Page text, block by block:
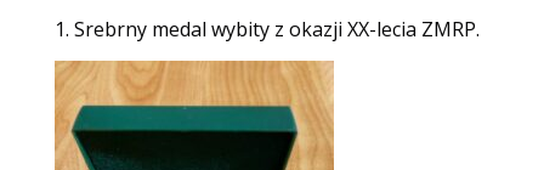
1. Srebrny medal wybity z okazji XX-lecia ZMRP.